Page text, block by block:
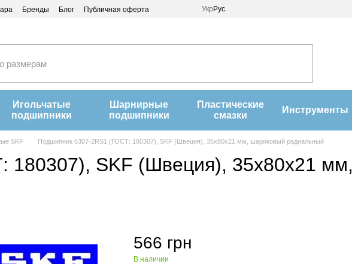
Бренды Блог Публичная оферта Укр Рус
Игольчатые
подшипники
Шарнирные
подшипники
Пластические
смазки
Инструменты
SKF Подшипник 6307-2RS1 (ГОСТ: 180307), SKF (Швеция), 35x80x21 мм, шариковый радиальный
180307), SKF (Швеция), 35x80x21 мм,
566 грн
В наличии